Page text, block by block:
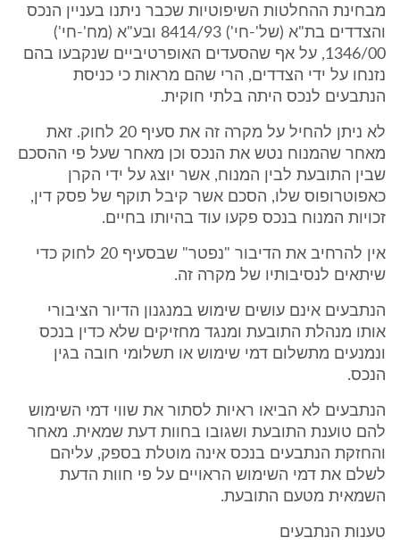
מבחינת ההחלטות השיפוטיות שכבר ניתנו בעניין הנכס
והצדדים בת"א (של'-חי') 8414/93 ובע"א (מח'-חי')
1346/00, על אף שהסעדים האופרטיביים שנקבעו בהם
נזנחו על ידי הצדדים, הרי שהם מראות כי כניסת
הנתבעים לנכס היתה בלתי חוקית.
לא ניתן להחיל על מקרה זה את סעיף 20 לחוק. זאת
מאחר שהמנוח נטש את הנכס וכן מאחר שעל פי ההסכם
שבין התובעת לבין המנוח, אשר יוצג על ידי הקרן
כאפוטרופוס שלו, הסכם אשר קיבל תוקף של פסק דין,
זכויות המנוח בנכס פקעו עוד בהיותו בחיים.
אין להרחיב את הדיבור "נפטר" שבסעיף 20 לחוק כדי
שיתאים לנסיבותיו של מקרה זה.
הנתבעים אינם עושים שימוש במנגנון הדיור הציבורי
אותו מנהלת התובעת ומנגד מחזיקים שלא כדין בנכס
ונמנעים מתשלום דמי שימוש או תשלומי חובה בגין
הנכס.
הנתבעים לא הביאו ראיות לסתור את שווי דמי השימוש
להם טוענת התובעת ושגובו בחוות דעת שמאית. מאחר
והחזקת הנתבעים בנכס אינה מוטלת בספק, עליהם
לשלם את דמי השימוש הראויים על פי חוות הדעת
השמאית מטעם התובעת.
טענות הנתבעים